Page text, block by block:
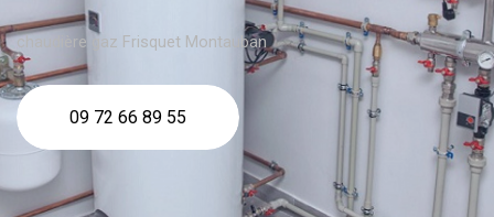
chaudière gaz Frisquet Montauban
09 72 66 89 55